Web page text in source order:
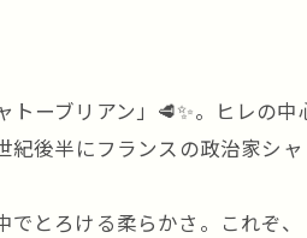
ーブリアン」🥩✨。ヒレの
後半にフランスの政治家シ
とろける柔らかさ。これぞ